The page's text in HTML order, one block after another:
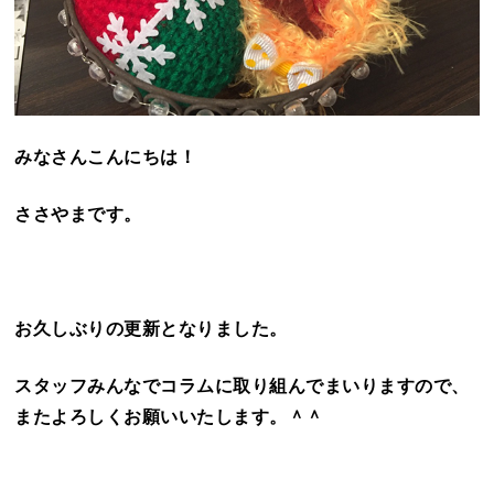
みなさんこんにちは！
ささやまです。
お久しぶりの更新となりました。
スタッフみんなでコラムに取り組んでまいりますので、
またよろしくお願いいたします。＾＾